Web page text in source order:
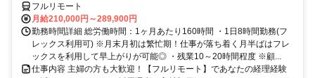
フルリモート
月給210,000円～289,900円
勤務時間詳細 総労働時間：1ヶ月あたり160時間 ・1日8時間勤務(フ
レックス利用可) ※月末月初は繁忙期！仕事が落ち着く月半ばはフレ
ックスを利用して早上がりが可能◎ ・残業10～20時間程度 ※顧...
仕事内容 主婦の方も大歓迎！【フルリモート】であなたの経理経験